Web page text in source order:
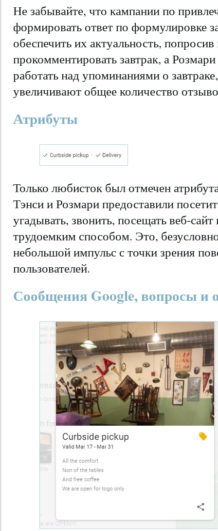
Не забывайте, что кампании по
формировать ответ по формулировке
обеспечить их актуальность,
прокомментировать завтрак, а
работать над упоминаниями о
увеличивают общее количество
Атрибуты
Только любисток был отмечен
Тэнси и Розмари предоставили
угадывать, звонить, посещать веб-
трудоемким способом. Это,
небольшой импульс с точки зрения
пользователей.
Сообщения Google, вопросы и